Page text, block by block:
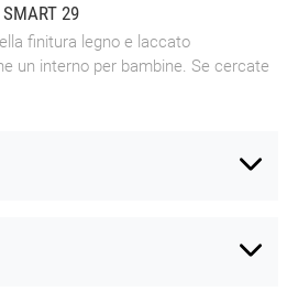
SMART 29
finitura legno e laccato
un interno per bambine. Se cercate